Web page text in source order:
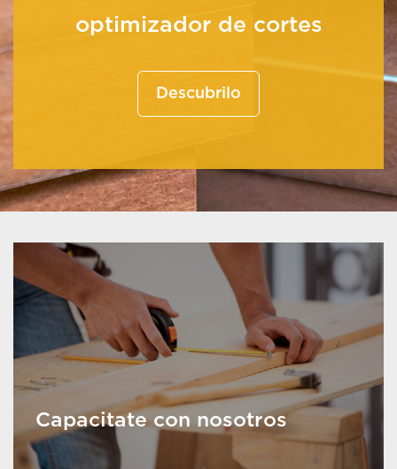
optimizador de cortes
Descubrilo
Capacitate con nosotros